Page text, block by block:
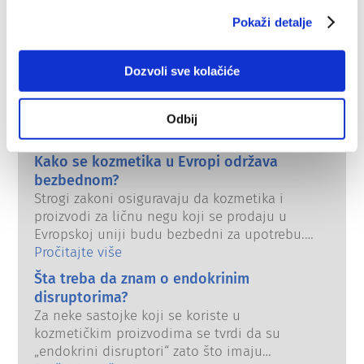
Pokaži detalje
Dozvoli sve kolačiće
Odbij
Razumevanje vaše
kozmetike
Kako se kozmetika u Evropi održava
bezbednom?
Strogi zakoni osiguravaju da kozmetika i
proizvodi za ličnu negu koji se prodaju u
Evropskoj uniji budu bezbedni za upotrebu.
Kompanije, nacionalni i evropski regulatorni
organi dele odgovornost za bezbednost
kozmetičkih proizvoda.
Pročitajte više
Šta treba da znam o endokrinim
disruptorima?
Za neke sastojke koji se koriste u
kozmetičkim proizvodima se tvrdi da su
„endokrini disruptori“ zato što imaju